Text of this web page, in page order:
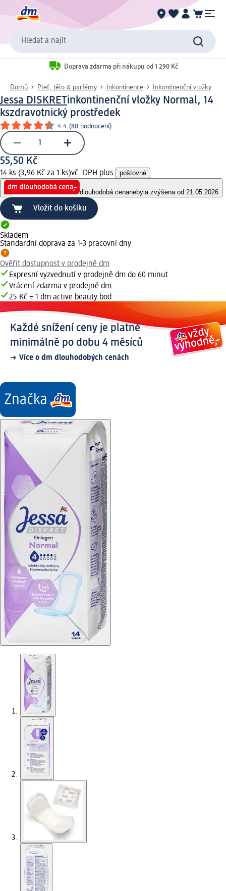
Hledat a najít
Doprava zdarma při nákupu od 1 290 Kč
Domů Pleť, tělo & parfémy Inkontinence Inkontinenční vložky
Jessa DISKRETinkontinenční vložky Normal, 14
kszdravotnický prostředek
4.4 (80 hodnocení)
55,50 Kč
14 ks (3,96 Kč za 1 ks)vč. DPH plus poštovné
dlouhodobá cenanebyla zvýšena od 21.05.2026
Vložit do košíku
Skladem
Standardní doprava za 1-3 pracovní dny
Ověřit dostupnost v prodejně dm
Expresní vyzvednutí v prodejně dm do 60 minut
Vrácení zdarma v prodejně dm
25 Kč = 1 dm active beauty bod
Každé snížení ceny je platné
minimálně po dobu 4 měsíců
Více o dm dlouhodobých cenách